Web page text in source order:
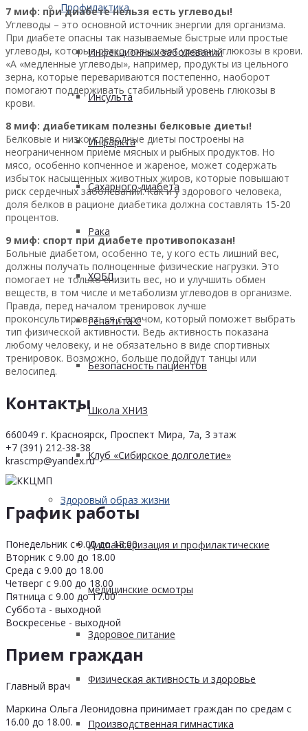
Профилактика
Инфекционных заболеваний
Инсульта
Инфаркта
Сахарного диабета
Рака
ХОБЛ
Гепатита С
Безопасность пациентов
Школа ХНИЗ
Клуб «Сибирское долголетие»
Здоровый образ жизни
Диспансеризация и профилактические
медицинские осмотры
Здоровое питание
Физическая активность и здоровье
Производственная гимнастика
7 миф: при диабете нельзя есть углеводы!
Углеводы – это основной источник энергии для организма.
При диабете опасны так называемые быстрые или простые
углеводы, которые резко повышают уровень глюкозы в крови.
«А «медленные углеводы», например, продукты из цельного
зерна, которые перевариваются постепенно, наоборот
помогают поддерживать стабильный уровень глюкозы в
крови.
8 миф: диабетикам полезны белковые диеты!
Белковые и низкоуглеводные диеты построены на
неограниченном приеме мясных и рыбных продуктов. Но
мясо, особенно копченное и жареное, может содержать
избыток насыщенных животных жиров, которые повышают
риск сердечных заболеваний. Как и у здорового человека,
доля белков в рационе диабетика должна составлять 15-20
процентов.
9 миф: спорт при диабете противопоказан!
Больные диабетом, особенно те, у кого есть лишний вес,
должны получать полноценные физические нагрузки. Это
помогает не только снизить вес, но и улучшить обмен
веществ, в том числе и метаболизм углеводов в организме.
Правда, перед началом тренировок лучше
проконсультироваться с врачом, который поможет выбрать
тип физической активности. Ведь активность показана
любому человеку, и не обязательно в виде спортивных
тренировок. Возможно, больше подойдут танцы или
велосипед.
Контакты
660049 г. Красноярск, Проспект Мира, 7а, 3 этаж
+7 (391) 212-38-38
krascmp@yandex.ru
График работы
Понедельник с 9.00 до 18.00
Вторник с 9.00 до 18.00
Среда с 9.00 до 18.00
Четверг с 9.00 до 18.00
Пятница с 9.00 до 17.00
Суббота - выходной
Воскресенье - выходной
Прием граждан
Главный врач
Маркина Ольга Леонидовна принимает граждан по средам с
16.00 до 18.00.